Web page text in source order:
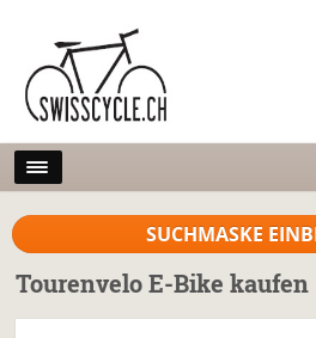
SUCHMASKE
Tourenvelo E-Bike kaufen